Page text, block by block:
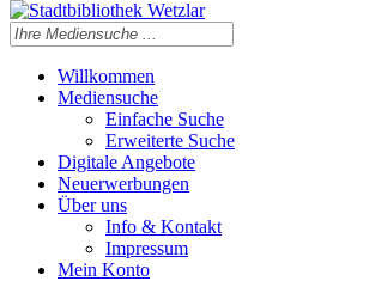
Willkommen
Mediensuche
Einfache Suche
Erweiterte Suche
Digitale Angebote
Neuerwerbungen
Über uns
Info & Kontakt
Impressum
Mein Konto